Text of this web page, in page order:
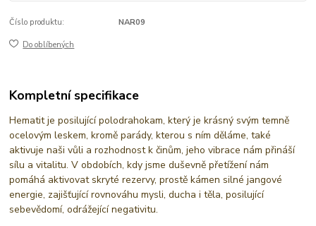
Číslo produktu: NAR09
Do oblíbených
Kompletní specifikace
Hematit je posilující polodrahokam, který je krásný svým temně
ocelovým leskem, kromě parády, kterou s ním děláme, také
aktivuje naši vůli a rozhodnost k činům, jeho vibrace nám přináší
sílu a vitalitu. V obdobích, kdy jsme duševně přetížení nám
pomáhá aktivovat skryté rezervy, prostě kámen silné jangové
energie, zajišťující rovnováhu mysli, ducha i těla, posilující
sebevědomí, odrážející negativitu.